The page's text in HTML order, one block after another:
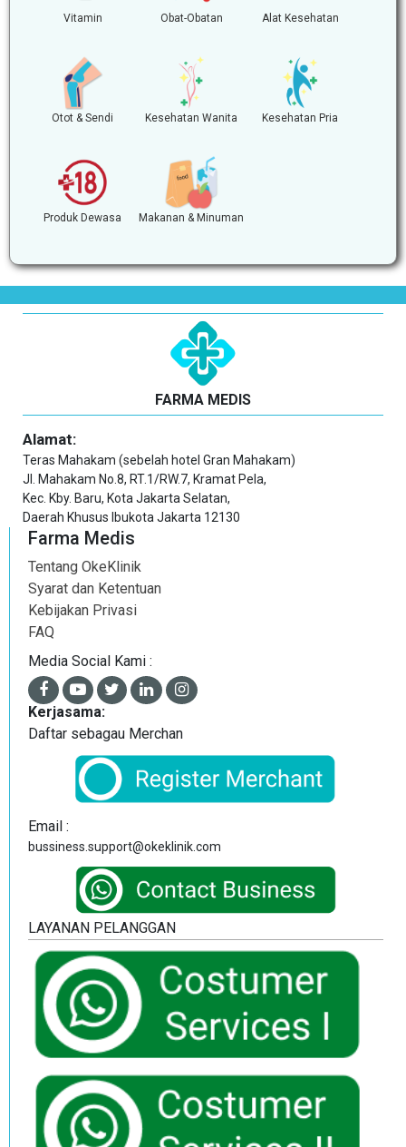
Vitamin Obat-Obatan Alat Kesehatan
Otot & Sendi Kesehatan Wanita Kesehatan Pria
Produk Dewasa Makanan & Minuman
FARMA MEDIS
Alamat:
Teras Mahakam (sebelah hotel Gran Mahakam)
Jl. Mahakam No.8, RT.1/RW.7, Kramat Pela,
Kec. Kby. Baru, Kota Jakarta Selatan,
Daerah Khusus Ibukota Jakarta 12130
Farma Medis
Tentang OkeKlinik
Syarat dan Ketentuan
Kebijakan Privasi
FAQ
Media Social Kami :
Kerjasama:
Daftar sebagau Merchan
Email :
bussiness.support@okeklinik.com
LAYANAN PELANGGAN